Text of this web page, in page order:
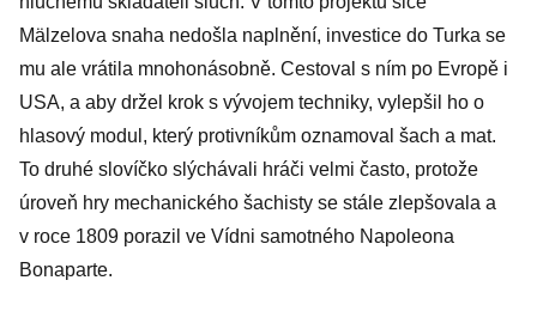
Mälzelova snaha nedošla naplnění, investice do Turka se
mu ale vrátila mnohonásobně. Cestoval s ním po Evropě i
USA, a aby držel krok s vývojem techniky, vylepšil ho o
hlasový modul, který protivníkům oznamoval šach a mat.
To druhé slovíčko slýchávali hráči velmi často, protože
úroveň hry mechanického šachisty se stále zlepšovala a
v roce 1809 porazil ve Vídni samotného Napoleona
Bonaparte.